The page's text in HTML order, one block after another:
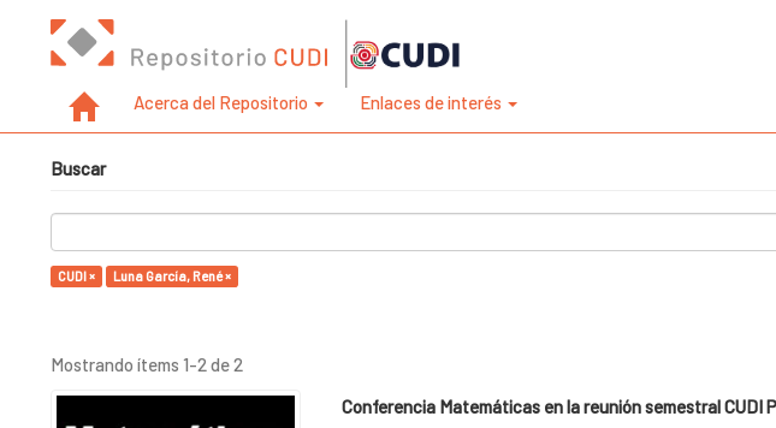
Acerca del Repositorio Enlaces de interés
Buscar
CUDI × Luna García, René ×
Mostrando ítems 1-2 de 2
Conferencia Matemáticas en la reunión semestral CUDI